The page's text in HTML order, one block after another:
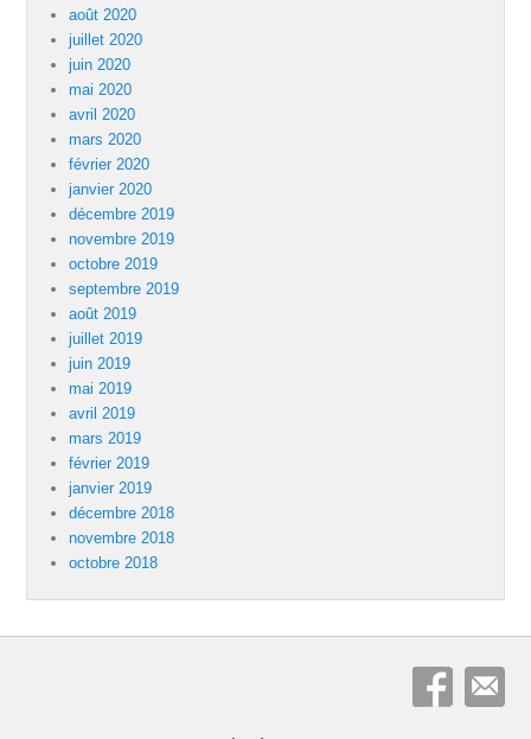
août 2020
juillet 2020
juin 2020
mai 2020
avril 2020
mars 2020
février 2020
janvier 2020
décembre 2019
novembre 2019
octobre 2019
septembre 2019
août 2019
juillet 2019
juin 2019
mai 2019
avril 2019
mars 2019
février 2019
janvier 2019
décembre 2018
novembre 2018
octobre 2018